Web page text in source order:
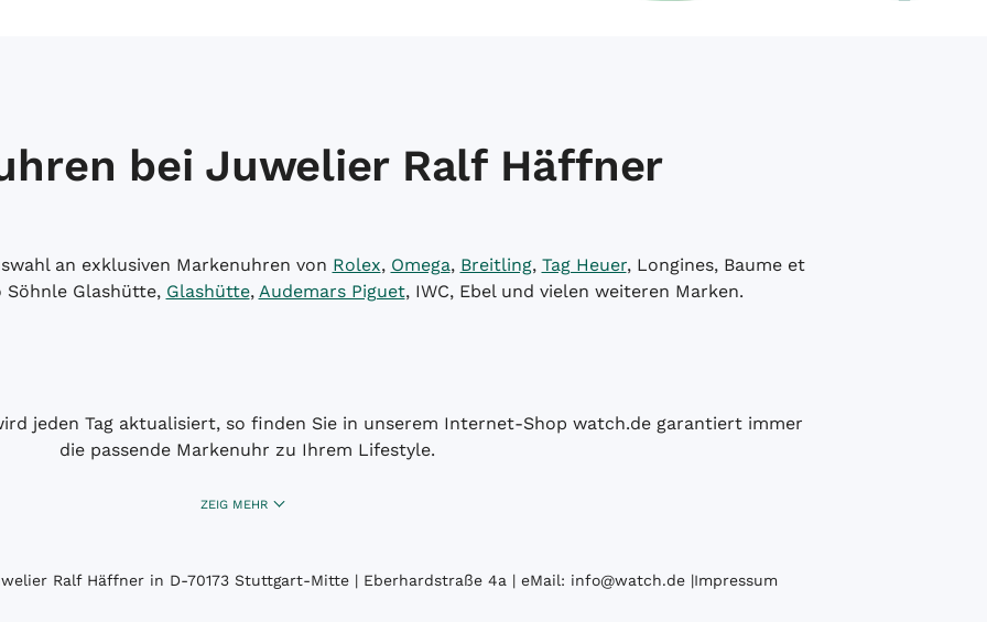
bei Juwelier Ralf Häffner
an exklusiven Markenuhren von Rolex, Omega, Breitling, Tag Heuer, Longines, Baume et
Söhnle Glashütte, Glashütte, Audemars Piguet, IWC, Ebel und vielen weiteren Marken.
jeden Tag aktualisiert, so finden Sie in unserem Internet-Shop watch.de garantiert immer
die passende Markenuhr zu Ihrem Lifestyle.
ZEIG MEHR
Ralf Häffner in D-70173 Stuttgart-Mitte | Eberhardstraße 4a | eMail: info@watch.de|Impressum